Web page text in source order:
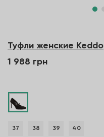
Туфли женские Keddo
1 988 грн
37 38 39 40